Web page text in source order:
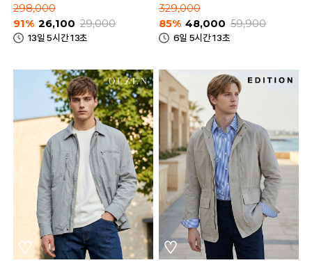
298,000
91% 26,100 29,000
13일 5시간 13초
329,000
85% 48,000 59,900
6일 5시간 13초